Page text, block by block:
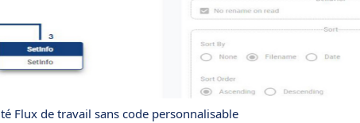
Flux de travail sans code personnalisable